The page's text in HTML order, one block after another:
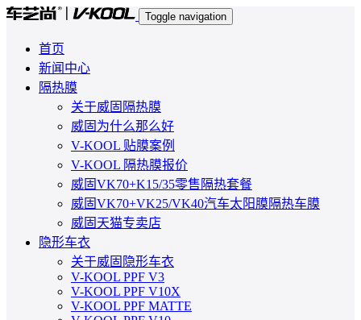
Toggle navigation
首页
新闻中心
隔热膜
关于威固隔热膜
威固为什么那么好
V-KOOL 贴膜案例
V-KOOL 隔热膜报价
威固VK70+K15/35零售隔热套餐
威固VK70+VK25/VK40汽车太阳膜隔热车膜
威固天猫专卖店
隐形车衣
关于威固隐形车衣
V-KOOL PPF V3
V-KOOL PPF V10X
V-KOOL PPF MATTE